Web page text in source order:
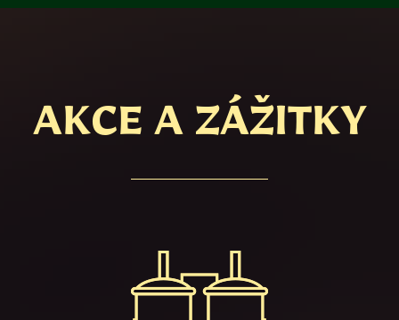
AKCE A ZÁŽITKY